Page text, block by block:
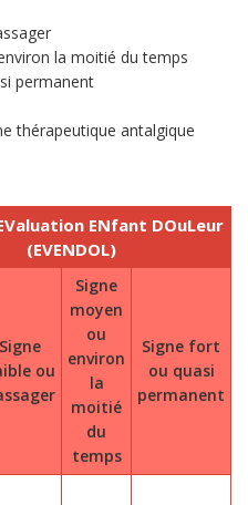
la moitié du temps
permanent
thérapeutique antalgique
ENfant DOuLeur
(EVENDOL)
Signe
ou
Signe
moyen
ou
environ
la
moitié
du
temps
Signe fort
ou quasi
permanent